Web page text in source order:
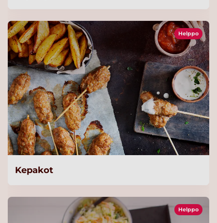
Helppo
Kepakot
Helppo